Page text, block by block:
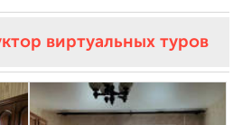
виртуальных туров